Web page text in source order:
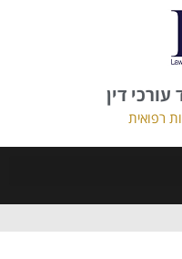
דין
רפואית